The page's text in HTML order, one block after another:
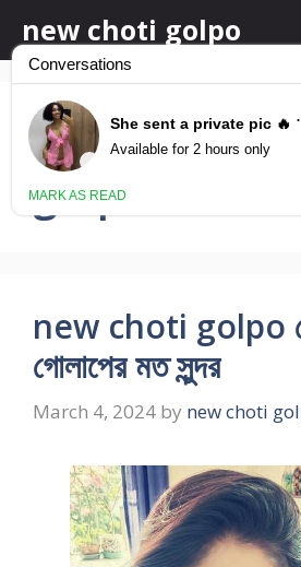
to
content
new choti golpo
chobi soho
golpo
new choti golpo
গোলাপের মত সুন্দর
March 4, 2024 by new choti